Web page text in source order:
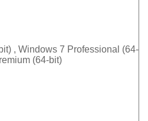
, Windows 7 Professional (64-
(64-bit)